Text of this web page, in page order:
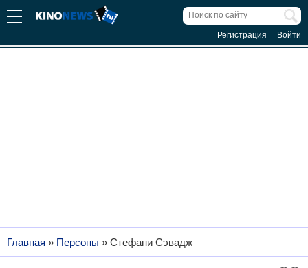
Регистрация Войти
Главная » Персоны » Стефани Сэвадж